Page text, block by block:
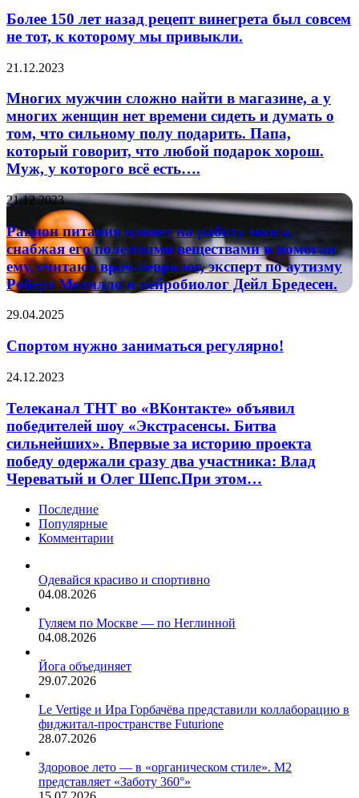
лет
назад
рецепт
был
не
тот,
к
которому
мы
привыкли.
Более 150 лет назад рецепт винегрета был совсем
не тот, к которому мы привыкли.
Многих
сложно
в
магазине,
а
у
женщин
нет
времени
сидеть
и
думать
о
том,
что
полу
подарить.
Папа,
который
что
любой
подарок
хорош.
Муж,
у
есть….
21.12.2023
Многих мужчин сложно найти в магазине, а у
многих женщин нет времени сидеть и думать о
том, что сильному полу подарить. Папа,
который говорит, что любой подарок хорош.
Муж, у которого всё есть….
Рацион
питания
влияет
на
работу
мозга,
снабжая
полезными
и
помогая
ему,
врач-
невролог,
эксперт
по
аутизму
Роберт
Мелилло
нейробиолог
Дейл
Бредесен.
21.12.2023
Рацион питания влияет на работу мозга,
снабжая его полезными веществами и помогая
ему, считают врач-невролог, эксперт по аутизму
Роберт Мелилло и нейробиолог Дейл Бредесен.
Спортом
заниматься
регулярно!
29.04.2025
Спортом нужно заниматься регулярно!
Телеканал
во
«ВКонтакте»
объявил
победителей
шоу
«Экстрасенсы.
Битва
сильнейших».
Впервые
проекта
победу
одержали
сразу
участника:
Влад
Череватый
Олег
Шепс.При
этом…
24.12.2023
Телеканал ТНТ во «ВКонтакте» объявил
победителей шоу «Экстрасенсы. Битва
сильнейших». Впервые за историю проекта
победу одержали сразу два участника: Влад
Череватый и Олег Шепс.При этом…
Последние
Популярные
Комментарии
Одевайся красиво и спортивно
04.08.2026
Гуляем по Москве — по Неглинной
04.08.2026
Йога объединяет
29.07.2026
Le Vertige и Ира Горбачёва представили коллаборацию в
фиджитал-пространстве Futurione
28.07.2026
Здоровое лето — в «органическом стиле». М2
представляет «Заботу 360°»